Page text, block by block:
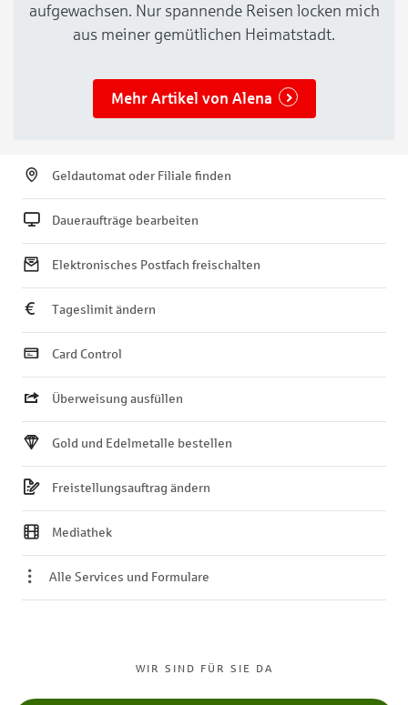
aufgewachsen. Nur spannende Reisen locken mich
aus meiner gemütlichen Heimatstadt.
Mehr Artikel von Alena
WIR SIND FÜR SIE DA
Geldautomat oder Filiale finden
Daueraufträge bearbeiten
Elektronisches Postfach freischalten
Tageslimit ändern
Card Control
Überweisung ausfüllen
Gold und Edelmetalle bestellen
Freistellungsauftrag ändern
Mediathek
Alle Services und Formulare